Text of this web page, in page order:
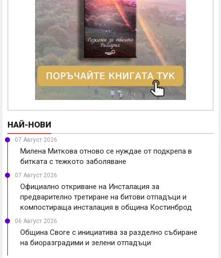
НАЙ-НОВИ
07 Август 2026
Милена Миткова отново се нуждае от подкрепа в
битката с тежкото заболяване
07 Август 2026
Официално откриване на Инсталация за
предварително третиране на битови отпадъци и
компостираща инсталация в община Костинброд
06 Август 2026
Община Своге с инициатива за разделно събиране
на биоразградими и зелени отпадъци